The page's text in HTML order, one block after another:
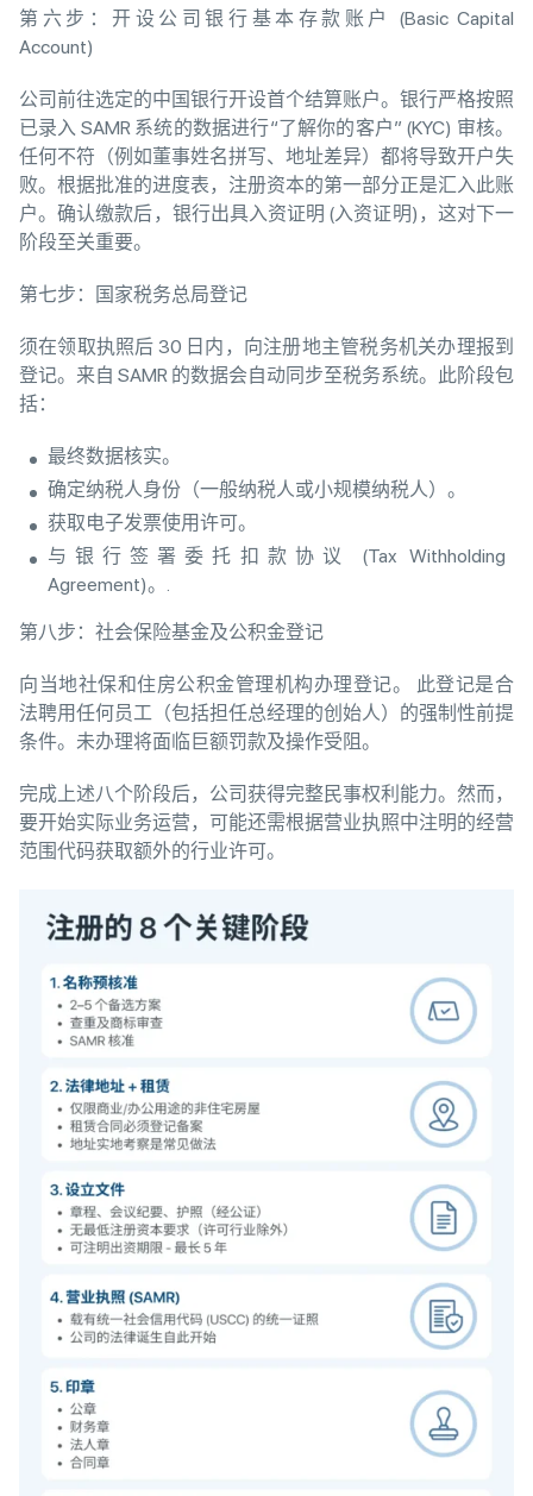
第六步：开设公司银行基本存款账户 (Basic Capital
Account)
公司前往选定的中国银行开设首个结算账户。银行严格按照
已录入 SAMR 系统的数据进行“了解你的客户” (KYC) 审核。
任何不符（例如董事姓名拼写、地址差异）都将导致开户失
败。根据批准的进度表，注册资本的第一部分正是汇入此账
户。确认缴款后，银行出具入资证明 (入资证明)，这对下一
阶段至关重要。
第七步：国家税务总局登记
须在领取执照后 30 日内，向注册地主管税务机关办理报到
登记。来自 SAMR 的数据会自动同步至税务系统。此阶段包
括：
最终数据核实。
确定纳税人身份（一般纳税人或小规模纳税人）。
获取电子发票使用许可。
与银行签署委托扣款协议 (Tax Withholding
Agreement)。.
第八步：社会保险基金及公积金登记
向当地社保和住房公积金管理机构办理登记。 此登记是合
法聘用任何员工（包括担任总经理的创始人）的强制性前提
条件。未办理将面临巨额罚款及操作受阻。
完成上述八个阶段后，公司获得完整民事权利能力。然而，
要开始实际业务运营，可能还需根据营业执照中注明的经营
范围代码获取额外的行业许可。